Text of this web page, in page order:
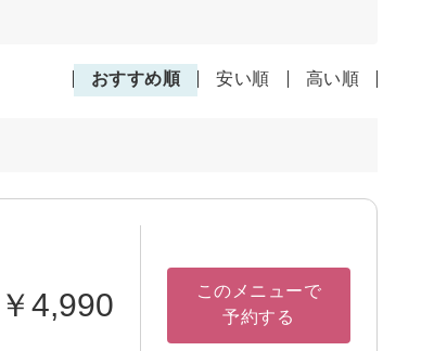
おすすめ順 安い順 高い順
￥4,990
このメニューで
予約する